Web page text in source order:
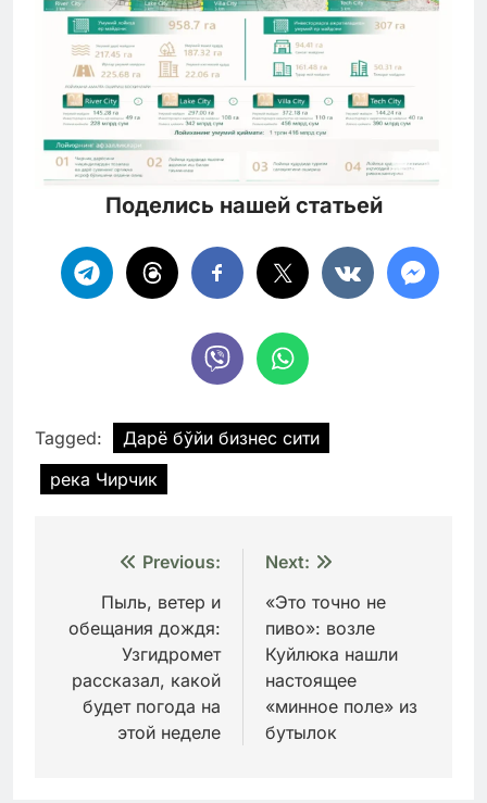
Поделись нашей статьей
Tagged:
Дарё бўйи бизнес сити
река Чирчик
Навигация
записям
Previous:
Пыль, ветер и
обещания дождя:
Узгидромет
рассказал, какой
будет погода на
этой неделе
Next:
«Это точно не
пиво»: возле
Куйлюка нашли
настоящее
«минное поле» из
бутылок